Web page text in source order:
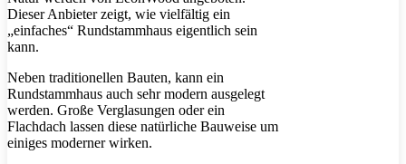
Dieser Anbieter zeigt, wie vielfältig ein
„einfaches“ Rundstammhaus eigentlich sein
kann.
Neben traditionellen Bauten, kann ein
Rundstammhaus auch sehr modern ausgelegt
werden. Große Verglasungen oder ein
Flachdach lassen diese natürliche Bauweise um
einiges moderner wirken.